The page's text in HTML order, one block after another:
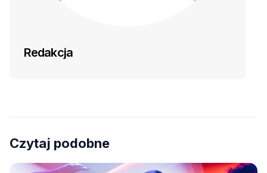
Redakcja
Czytaj podobne